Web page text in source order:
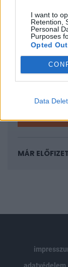
I want to
Retention,
Personal
Purposes
Opted Out
Data
tartozik,
MÁR
adatvédelem